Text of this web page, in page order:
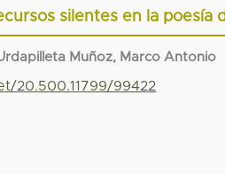
silentes en la poesía
Muñoz, Marco Antonio
20.500.11799/99422